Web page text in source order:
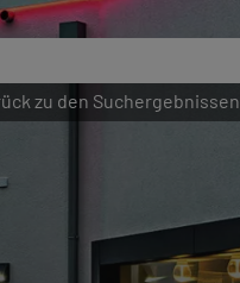
zu den Suchergebnissen